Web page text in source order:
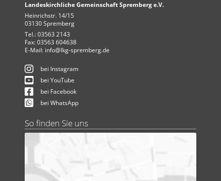
Landeskirchliche Gemeinschaft Spremberg e.V.
Heinrichstr. 14/15
03130 Spremberg
Tel.: 03563 2143
Fax: 03563 604638
E-Mail: info@lkg-spremberg.de
bei Instagram
bei YouTube
bei Facebook
bei WhatsApp
So finden Sie uns